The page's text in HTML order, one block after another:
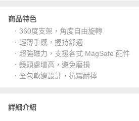
商品特色
．360度支架，角度自由旋轉
．輕薄手感，握持舒適
．超強磁力，支援各式 MagSafe 配件
．鏡頭處增高，避免磨損
．全包軟邊設計，抗震耐摔
詳細介紹